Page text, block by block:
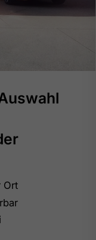
Ort